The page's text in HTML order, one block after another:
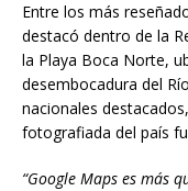
Entre los más
destacó dentro de la
la Playa Boca Norte,
desembocadura del
nacionales
fotografiada del país
“Google Maps es más